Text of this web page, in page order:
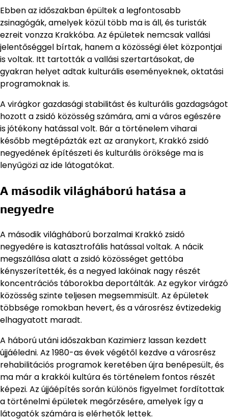
Ebben az időszakban épültek a legfontosabb
zsinagógák, amelyek közül több ma is áll, és turisták
ezreit vonzza Krakkóba. Az épületek nemcsak vallási
jelentőséggel bírtak, hanem a közösségi élet központjai
is voltak. Itt tartották a vallási szertartásokat, de
gyakran helyet adtak kulturális eseményeknek, oktatási
programoknak is.
A virágkor gazdasági stabilitást és kulturális gazdagságot
hozott a zsidó közösség számára, ami a város egészére
is jótékony hatással volt. Bár a történelem viharai
később megtépázták ezt az aranykort, Krakkó zsidó
negyedének építészeti és kulturális öröksége ma is
lenyűgözi az ide látogatókat.
A második világháború hatása a
negyedre
A második világháború borzalmai Krakkó zsidó
negyedére is katasztrofális hatással voltak. A nácik
megszállása alatt a zsidó közösséget gettóba
kényszerítették, és a negyed lakóinak nagy részét
koncentrációs táborokba deportálták. Az egykor virágzó
közösség szinte teljesen megsemmisült. Az épületek
többsége romokban hevert, és a városrész évtizedekig
elhagyatott maradt.
A háború utáni időszakban Kazimierz lassan kezdett
újjáéledni. Az 1980-as évek végétől kezdve a városrész
rehabilitációs programok keretében újra benépesült, és
ma már a krakkói kultúra és történelem fontos részét
képezi. Az újjáépítés során különös figyelmet fordítottak
a történelmi épületek megőrzésére, amelyek így a
látogatók számára is elérhetők lettek.